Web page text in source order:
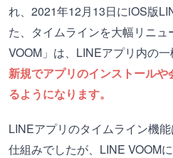
れ、2021年12月13日にiOS版
た、タイムラインを大幅リニ
VOOM」は、LINEアプリ内の一
新規でアプリのインストール
るようになります。
LINEアプリのタイムライン機
仕組みでしたが、LINE VOOM